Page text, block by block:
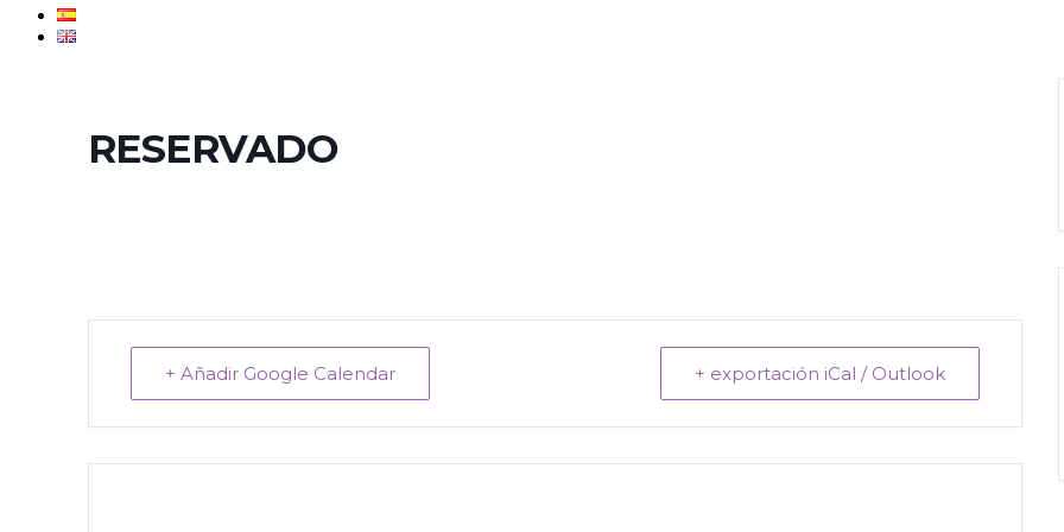
RESERVADO
+ Añadir Google Calendar + exportación iCal / Outlook